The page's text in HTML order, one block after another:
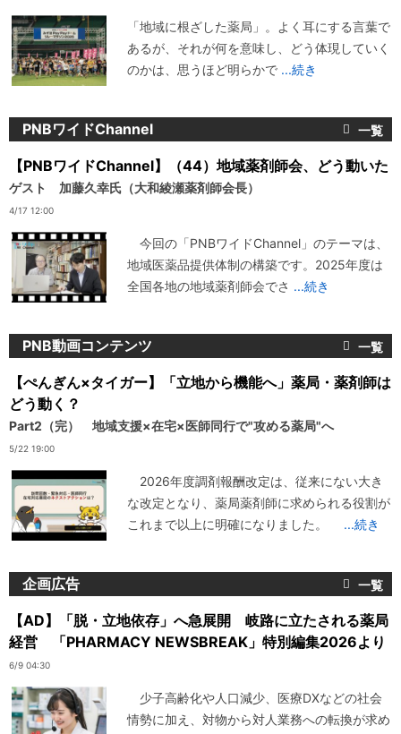
「地域に根ざした薬局」。よく耳にする言葉で
あるが、それが何を意味し、どう体現していく
のかは、思うほど明らかで ...続き
PNBワイドChannel
【PNBワイドChannel】（44）地域薬剤師会、どう動いた
ゲスト 加藤久幸氏（大和綾瀬薬剤師会長）
4/17 12:00
今回の「PNBワイドChannel」のテーマは、
地域医薬品提供体制の構築です。2025年度は
全国各地の地域薬剤師会でさ ...続き
PNB動画コンテンツ
【ぺんぎん×タイガー】「立地から機能へ」薬局・薬剤師は
どう動く？
Part2（完） 地域支援×在宅×医師同行で"攻める薬局"へ
5/22 19:00
2026年度調剤報酬改定は、従来にない大き
な改定となり、薬局薬剤師に求められる役割が
これまで以上に明確になりました。
...続き
企画広告
【AD】「脱・立地依存」へ急展開 岐路に立たされる薬局
経営 「PHARMACY NEWSBREAK」特別編集2026より
6/9 04:30
少子高齢化や人口減少、医療DXなどの社会
情勢に加え、対物から対人業務への転換が求め